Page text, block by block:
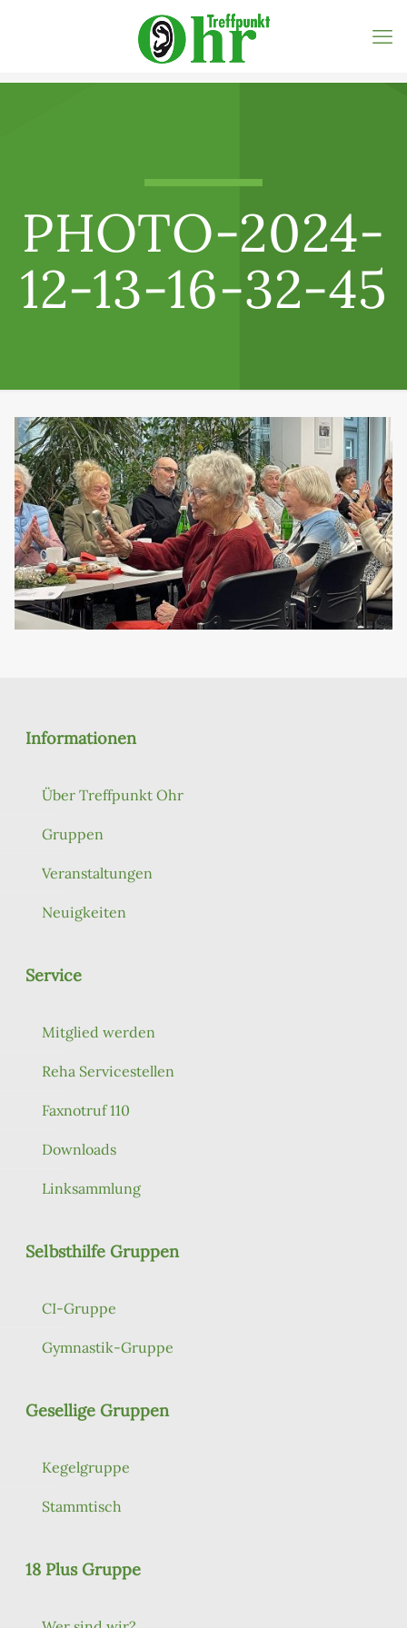
PHOTO-2024-
12-13-16-32-45
Informationen
Über Treffpunkt Ohr
Gruppen
Veranstaltungen
Neuigkeiten
Service
Mitglied werden
Reha Servicestellen
Faxnotruf 110
Downloads
Linksammlung
Selbsthilfe Gruppen
CI-Gruppe
Gymnastik-Gruppe
Gesellige Gruppen
Kegelgruppe
Stammtisch
18 Plus Gruppe